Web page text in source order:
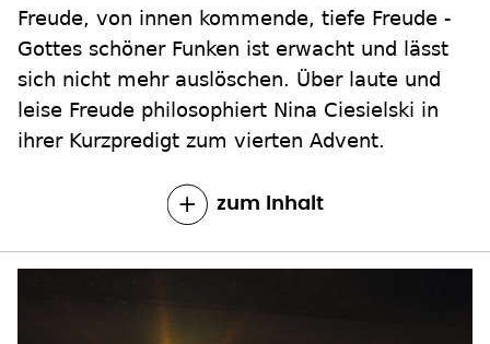
Freude, von innen kommende, tiefe Freude -
Gottes schöner Funken ist erwacht und lässt
sich nicht mehr auslöschen. Über laute und
leise Freude philosophiert Nina Ciesielski in
ihrer Kurzpredigt zum vierten Advent.
zum Inhalt